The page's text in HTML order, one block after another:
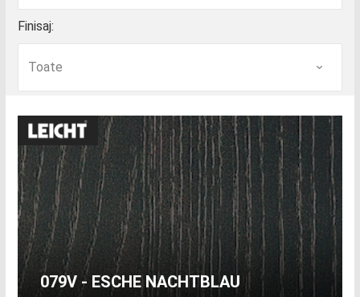
Finisaj:
079V - ESCHE NACHTBLAU